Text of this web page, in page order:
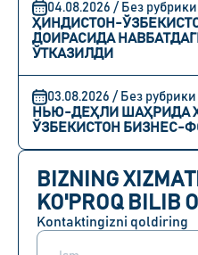
04.08.2026 / Без рубрики
ҲИНДИСТОН-
ДОИРАСИДА
ЎТКАЗИЛДИ
03.08.2026 / Без рубрики
НЬЮ-ДЕҲЛИ ШАҲРИДА
ЎЗБЕКИСТОН БИЗНЕС-
BIZNING
KO'PROQ BILIB
Kontaktingizni qoldiring